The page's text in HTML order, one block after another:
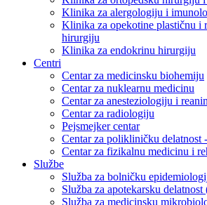
Klinika za alergologiju i
Klinika za opekotine plastičnu i
hirurgiju
Klinika za endokrinu hirurgiju
Centri
Centar za medicinsku biohemiju
Centar za nuklearnu medicinu
Centar za anesteziologiju i
Centar za radiologiju
Pejsmejker centar
Centar za polikliničku delatnost
Centar za fizikalnu medicinu i
Službe
Služba za bolničku
Služba za apotekarsku
Služba za medicinsku